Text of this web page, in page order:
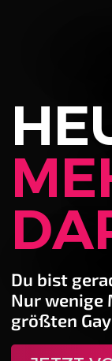
Du bist
Nur wenige
größten